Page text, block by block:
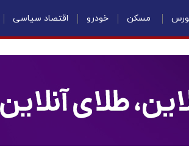
مسکن خودرو اقتصاد سیاسی